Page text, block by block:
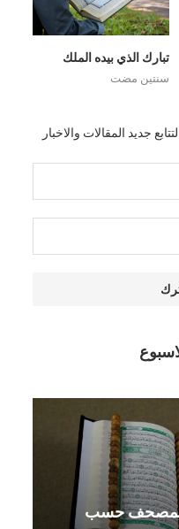
تبارك الذي بيده الملك
سنتين مضت
جديد المقالات والاخبار
المصحف حسب